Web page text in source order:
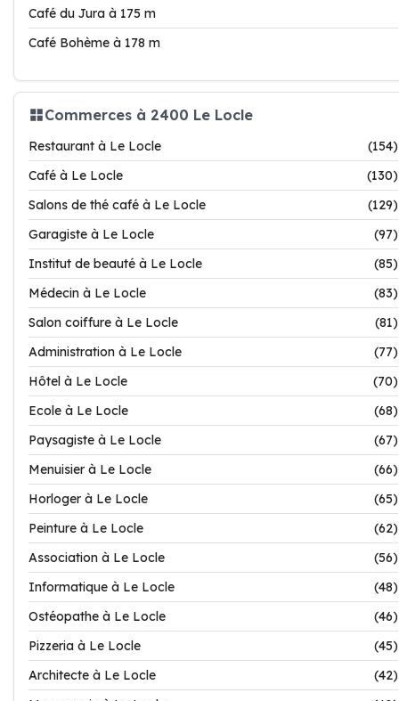
Café du Jura à 175 m
Café Bohème à 178 m
Commerces à 2400 Le Locle
Restaurant à Le Locle
(154)
Café à Le Locle
(130)
Salons de thé café à Le Locle
(129)
Garagiste à Le Locle
(97)
Institut de beauté à Le Locle
(85)
Médecin à Le Locle
(83)
Salon coiffure à Le Locle
(81)
Administration à Le Locle
(77)
Hôtel à Le Locle
(70)
Ecole à Le Locle
(68)
Paysagiste à Le Locle
(67)
Menuisier à Le Locle
(66)
Horloger à Le Locle
(65)
Peinture à Le Locle
(62)
Association à Le Locle
(56)
Informatique à Le Locle
(48)
Ostéopathe à Le Locle
(46)
Pizzeria à Le Locle
(45)
Architecte à Le Locle
(42)